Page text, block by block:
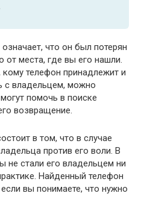
что он был потерян
от места, где вы его нашли.
кому телефон принадлежит и
с владельцем, можно
помочь в поиске
возвращение.
в том, что в случае
против его воли. В
не стали его владельцем ни
Найденный телефон
вы понимаете, что нужно